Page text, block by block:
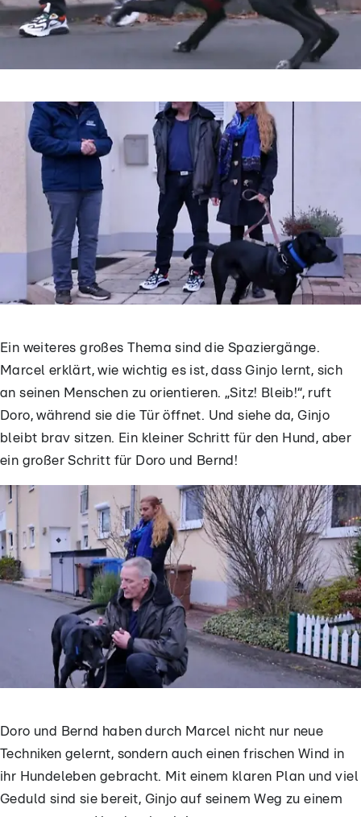
Ein weiteres großes Thema sind die Spaziergänge.
Marcel erklärt, wie wichtig es ist, dass Ginjo lernt, sich
an seinen Menschen zu orientieren. „Sitz! Bleib!“, ruft
Doro, während sie die Tür öffnet. Und siehe da, Ginjo
bleibt brav sitzen. Ein kleiner Schritt für den Hund, aber
ein großer Schritt für Doro und Bernd!
Doro und Bernd haben durch Marcel nicht nur neue
Techniken gelernt, sondern auch einen frischen Wind in
ihr Hundeleben gebracht. Mit einem klaren Plan und viel
Geduld sind sie bereit, Ginjo auf seinem Weg zu einem